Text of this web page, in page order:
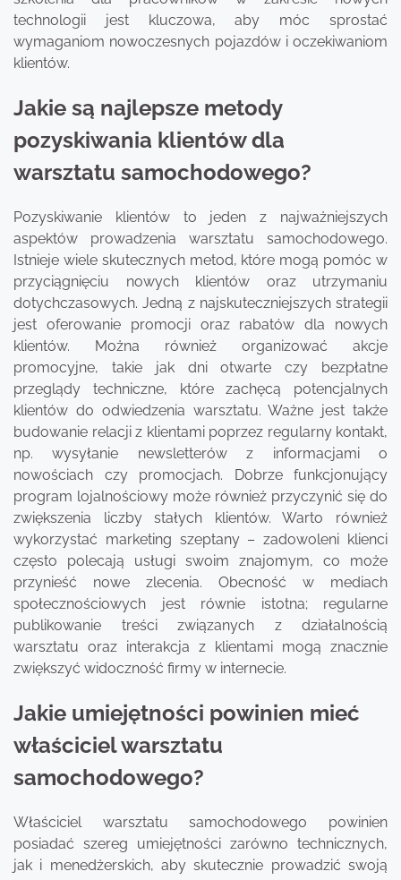
technologii jest kluczowa, aby móc sprostać
wymaganiom nowoczesnych pojazdów i oczekiwaniom
klientów.
Jakie są najlepsze metody
pozyskiwania klientów dla
warsztatu samochodowego?
Pozyskiwanie klientów to jeden z najważniejszych
aspektów prowadzenia warsztatu samochodowego.
Istnieje wiele skutecznych metod, które mogą pomóc w
przyciągnięciu nowych klientów oraz utrzymaniu
dotychczasowych. Jedną z najskuteczniejszych strategii
jest oferowanie promocji oraz rabatów dla nowych
klientów. Można również organizować akcje
promocyjne, takie jak dni otwarte czy bezpłatne
przeglądy techniczne, które zachęcą potencjalnych
klientów do odwiedzenia warsztatu. Ważne jest także
budowanie relacji z klientami poprzez regularny kontakt,
np. wysyłanie newsletterów z informacjami o
nowościach czy promocjach. Dobrze funkcjonujący
program lojalnościowy może również przyczynić się do
zwiększenia liczby stałych klientów. Warto również
wykorzystać marketing szeptany – zadowoleni klienci
często polecają usługi swoim znajomym, co może
przynieść nowe zlecenia. Obecność w mediach
społecznościowych jest równie istotna; regularne
publikowanie treści związanych z działalnością
warsztatu oraz interakcja z klientami mogą znacznie
zwiększyć widoczność firmy w internecie.
Jakie umiejętności powinien mieć
właściciel warsztatu
samochodowego?
Właściciel warsztatu samochodowego powinien
posiadać szereg umiejętności zarówno technicznych,
jak i menedżerskich, aby skutecznie prowadzić swoją